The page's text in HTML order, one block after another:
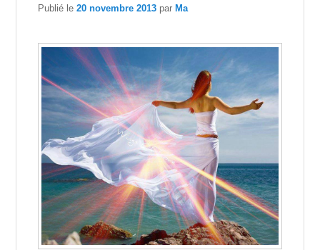
Publié le20 novembre 2013 par Ma